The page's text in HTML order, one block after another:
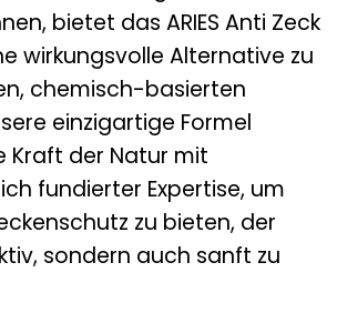
bietet das ARIES Anti Zeck
wirkungsvolle Alternative zu
chemisch-basierten
einzigartige Formel
Kraft der Natur mit
fundierter Expertise, um
zu bieten, der
sondern auch sanft zu